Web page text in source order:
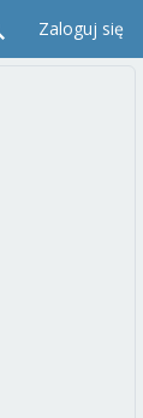
Zaloguj się